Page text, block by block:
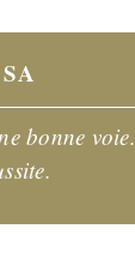
bonne voie.